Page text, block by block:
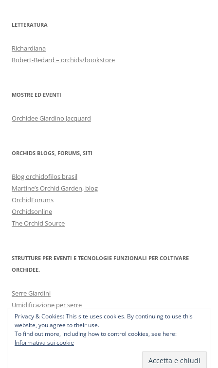
LETTERATURA
Richardiana
Robert-Bedard – orchids/bookstore
MOSTRE ED EVENTI
Orchidee Giardino Jacquard
ORCHIDS BLOGS, FORUMS, SITI
Blog orchidofilos brasil
Martine’s Orchid Garden, blog
OrchidForums
Orchidsonline
The Orchid Source
STRUTTURE PER EVENTI E TECNOLOGIE FUNZIONALI PER COLTIVARE
ORCHIDEE.
Serre Giardini
Umidificazione per serre
Privacy & Cookies: This site uses cookies. By continuing to use this
website, you agree to their use.
To find out more, including how to control cookies, see here:
Informativa sui cookie